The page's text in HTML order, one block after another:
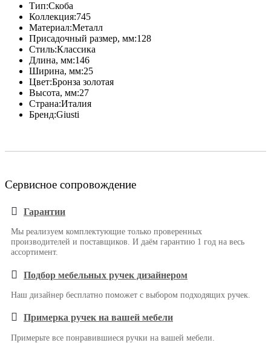
Тип:Скоба
Коллекция:745
Материал:Металл
Присадочный размер, мм:128
Стиль:Классика
Длина, мм:146
Ширина, мм:25
Цвет:Бронза золотая
Высота, мм:27
Страна:Италия
Бренд:Giusti
Сервисное сопровождение
Гарантии
Мы реализуем комплектующие только проверенных
производителей и поставщиков. И даём гарантию 1 год на весь
ассортимент.
Подбор мебельных ручек дизайнером
Наш дизайнер бесплатно поможет с выбором подходящих ручек.
Примерка ручек на вашей мебели
Примерьте все понравившиеся ручки на вашей мебели.